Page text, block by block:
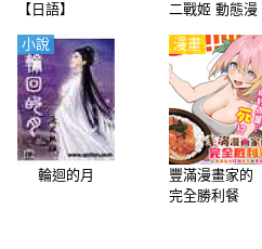
【日語】
二戰姬 動態漫
輪迴的月
小說
豐滿漫畫家的
完全勝利餐
漫畫